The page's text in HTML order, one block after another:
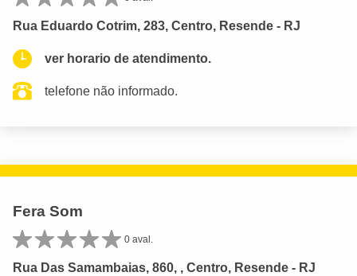
Rua Eduardo Cotrim, 283, Centro, Resende - RJ
ver horario de atendimento.
telefone não informado.
Fera Som
0 aval.
Rua Das Samambaias, 860, , Centro, Resende - RJ